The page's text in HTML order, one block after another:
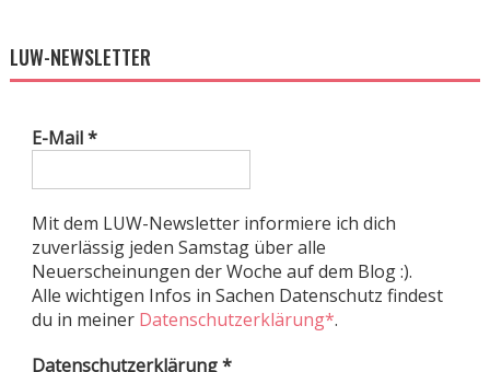
LUW-NEWSLETTER
E-Mail*
Mit dem LUW-Newsletter informiere ich dich
zuverlässig jeden Samstag über alle
Neuerscheinungen der Woche auf dem Blog :).
Alle wichtigen Infos in Sachen Datenschutz findest
du in meiner Datenschutzerklärung*.
Datenschutzerklärung*